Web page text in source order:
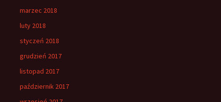
marzec 2018
luty 2018
styczeń 2018
grudzień 2017
listopad 2017
październik 2017